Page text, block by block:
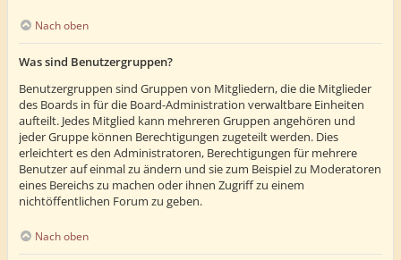
Nach oben
Was sind Benutzergruppen?
Benutzergruppen sind Gruppen von Mitgliedern, die die Mitglieder
des Boards in für die Board-Administration verwaltbare Einheiten
aufteilt. Jedes Mitglied kann mehreren Gruppen angehören und
jeder Gruppe können Berechtigungen zugeteilt werden. Dies
erleichtert es den Administratoren, Berechtigungen für mehrere
Benutzer auf einmal zu ändern und sie zum Beispiel zu Moderatoren
eines Bereichs zu machen oder ihnen Zugriff zu einem
nichtöffentlichen Forum zu geben.
Nach oben